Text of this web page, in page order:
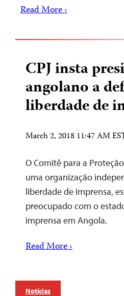
Read More ›
CPJ insta
angolano a
liberdade de
March 2, 2018 11:47 AM
O Comitê para a
uma organização
liberdade de imprensa,
preocupado com o
imprensa em Angola.
Read More ›
Notícias